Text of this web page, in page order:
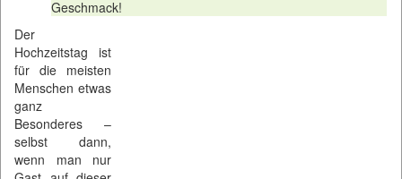
Geschmack!
Der
Hochzeitstag ist
für die meisten
Menschen etwas
ganz
Besonderes –
selbst dann,
wenn man nur